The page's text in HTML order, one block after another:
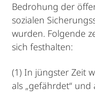
Bedrohung der
sozialen
wurden. Folgende
sich festhalten:
(1) In jüngster Zeit
als „gefährdet“ und